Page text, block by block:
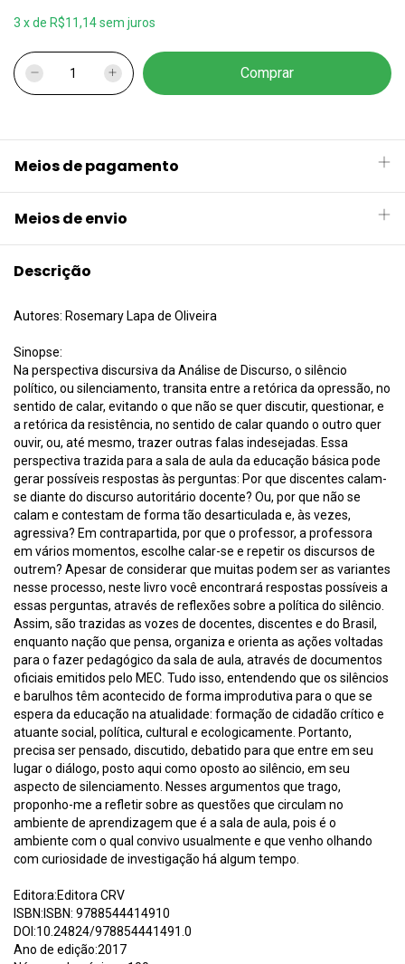
3 xde R$11,14sem juros
Meios de pagamento
Meios de envio
Descrição
Autores: Rosemary Lapa de Oliveira
Sinopse:
Na perspectiva discursiva da Análise de Discurso, o silêncio
político, ou silenciamento, transita entre a retórica da opressão, no
sentido de calar, evitando o que não se quer discutir, questionar, e
a retórica da resistência, no sentido de calar quando o outro quer
ouvir, ou, até mesmo, trazer outras falas indesejadas. Essa
perspectiva trazida para a sala de aula da educação básica pode
gerar possíveis respostas às perguntas: Por que discentes calam-
se diante do discurso autoritário docente? Ou, por que não se
calam e contestam de forma tão desarticulada e, às vezes,
agressiva? Em contrapartida, por que o professor, a professora
em vários momentos, escolhe calar-se e repetir os discursos de
outrem? Apesar de considerar que muitas podem ser as variantes
nesse processo, neste livro você encontrará respostas possíveis a
essas perguntas, através de reflexões sobre a política do silêncio.
Assim, são trazidas as vozes de docentes, discentes e do Brasil,
enquanto nação que pensa, organiza e orienta as ações voltadas
para o fazer pedagógico da sala de aula, através de documentos
oficiais emitidos pelo MEC. Tudo isso, entendendo que os silêncios
e barulhos têm acontecido de forma improdutiva para o que se
espera da educação na atualidade: formação de cidadão crítico e
atuante social, política, cultural e ecologicamente. Portanto,
precisa ser pensado, discutido, debatido para que entre em seu
lugar o diálogo, posto aqui como oposto ao silêncio, em seu
aspecto de silenciamento. Nesses argumentos que trago,
proponho-me a refletir sobre as questões que circulam no
ambiente de aprendizagem que é a sala de aula, pois é o
ambiente com o qual convivo usualmente e que venho olhando
com curiosidade de investigação há algum tempo.
Editora:Editora CRV
ISBN:ISBN: 9788544414910
DOI:10.24824/978854441491.0
Ano de edição:2017